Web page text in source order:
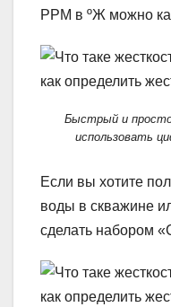
РРМ в ºЖ можно
Быстрый и
использовать
Если вы хотите
воды в скважине
сделать набором